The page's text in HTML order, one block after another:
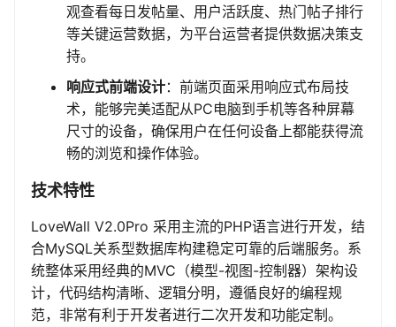
观查看每日发帖量、用户活跃度、热门帖子排行
等关键运营数据，为平台运营者提供数据决策支
持。
响应式前端设计：前端页面采用响应式布局技
术，能够完美适配从PC电脑到手机等各种屏幕
尺寸的设备，确保用户在任何设备上都能获得流
畅的浏览和操作体验。
技术特性
LoveWall V2.0Pro 采用主流的PHP语言进行开发，结
合MySQL关系型数据库构建稳定可靠的后端服务。系
统整体采用经典的MVC（模型-视图-控制器）架构设
计，代码结构清晰、逻辑分明，遵循良好的编程规
范，非常有利于开发者进行二次开发和功能定制。